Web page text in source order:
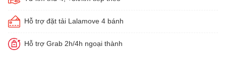
Hỗ trợ đặt tải Lalamove 4 bánh
Hỗ trợ Grab 2h/4h ngoại thành